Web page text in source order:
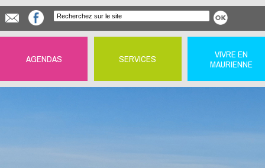
AGENDAS SERVICES
VIVRE EN
MAURIENNE